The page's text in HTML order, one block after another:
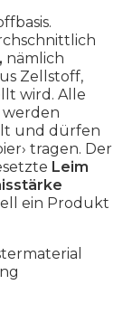
nämlich
Zellstoff,
wird. Alle
und dürfen
tragen. Der
Leim
ein Produkt